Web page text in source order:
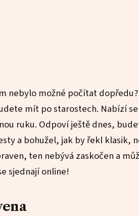
nebylo možné počítat
mít po starostech. Nabízí
ruku. Odpoví ještě dnes,
a bohužel, jak by řekl klasik,
ten nebývá zaskočen a
sjednají online!